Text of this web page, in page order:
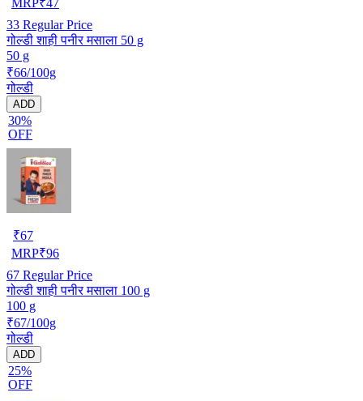
33 Regular Price
गोल्डी शाही पनीर मसाला 50 g
50 g
₹66/100g
गोल्डी
ADD
30%
OFF
₹67
MRP₹96
67 Regular Price
गोल्डी शाही पनीर मसाला 100 g
100 g
₹67/100g
गोल्डी
ADD
25%
OFF